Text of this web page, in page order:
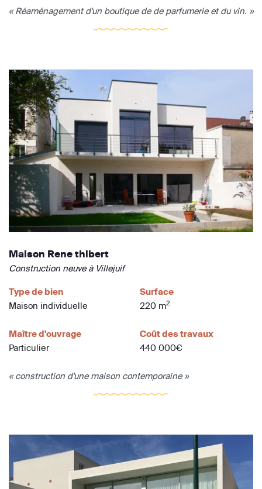
« Réaménagement d'un boutique de de parfumerie et du vin. »
Maison Rene thibert
Construction neuve à Villejuif
Type de bien
Maison individuelle
Surface
220 m2
Maître d'ouvrage
Particulier
Coût des travaux
440 000€
« construction d'une maison contemporaine »